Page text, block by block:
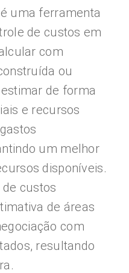
uma ferramenta
de custos em
com
ou
de forma
e recursos
um melhor
disponíveis.
custos
de áreas
com
resultando